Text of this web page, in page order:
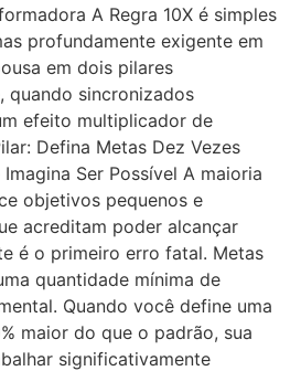
A Regra 10X é simples
profundamente exigente em
em dois pilares
quando sincronizados
efeito multiplicador de
Defina Metas Dez Vezes
Ser Possível A maioria
objetivos pequenos e
acreditam poder alcançar
é o primeiro erro fatal. Metas
quantidade mínima de
Quando você define uma
maior do que o padrão, sua
significativamente